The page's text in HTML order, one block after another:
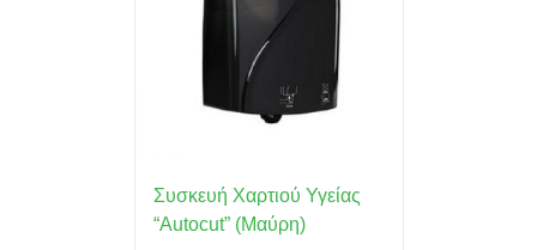
Συσκευή Χαρτιού Υγείας
“Autocut” (Μαύρη)